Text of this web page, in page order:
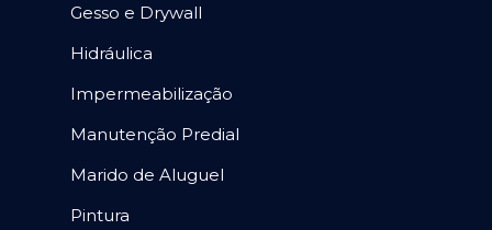
Gesso e Drywall
Hidráulica
Impermeabilização
Manutenção Predial
Marido de Aluguel
Pintura